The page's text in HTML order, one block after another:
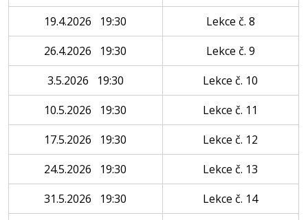
19.4.2026 19:30
Lekce č. 8
26.4.2026 19:30
Lekce č. 9
3.5.2026 19:30
Lekce č. 10
10.5.2026 19:30
Lekce č. 11
17.5.2026 19:30
Lekce č. 12
24.5.2026 19:30
Lekce č. 13
31.5.2026 19:30
Lekce č. 14